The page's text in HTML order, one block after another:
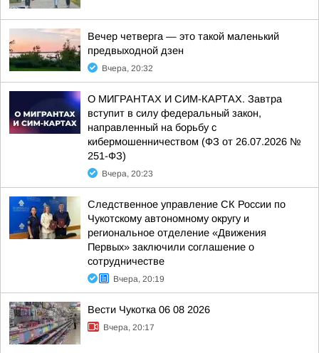
Вечер четверга — это такой маленький
предвыходной дзен
Вчера, 20:32
О МИГРАНТАХ И СИМ-КАРТАХ. Завтра
вступит в силу федеральный закон,
направленный на борьбу с
кибермошенничеством (ФЗ от 26.07.2026 №
251-ФЗ)
Вчера, 20:23
Следственное управление СК России по
Чукотскому автономному округу и
региональное отделение «Движения
Первых» заключили соглашение о
сотрудничестве
Вчера, 20:19
Вести Чукотка 06 08 2026
Вчера, 20:17